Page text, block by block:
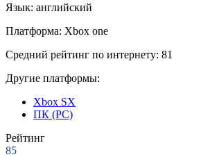
Язык: английский
Платформа: Xbox one
Средний рейтинг по интернету: 81
Другие платформы:
Xbox SX
ПК (PC)
Рейтинг
85